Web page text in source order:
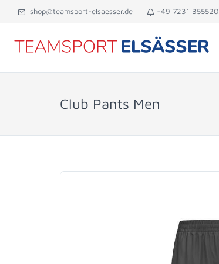
shop@teamsport-elsaesser.de +49 7231 355520
Club Pants Men